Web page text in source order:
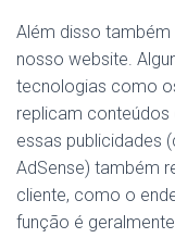
Além disso
nosso website.
tecnologias como
replicam
essas publicidades
AdSense) também
cliente, como o
função é